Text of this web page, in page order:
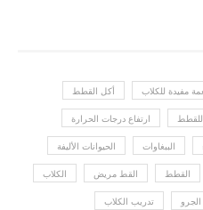
مفيدة للكلاب أكل القطط
للقطط ارتفاع درجات الحرارة
الببغاوات الحيوانات الأليفة
القطط القط مريض الكلاب
تدريب الكلاب